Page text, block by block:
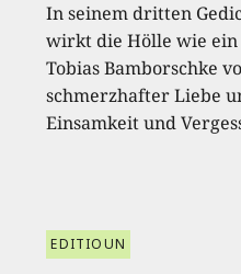
In seinem dritten
wirkt die Hölle wie
Tobias Bamborschke
schmerzhafter Liebe
Einsamkeit und
EDITIOUN